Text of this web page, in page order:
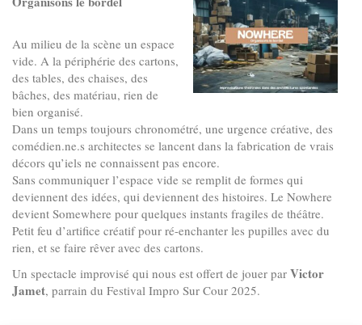
Au milieu de la scène un espace
vide. A la périphérie des cartons,
des tables, des chaises, des
bâches, des matériau, rien de
bien organisé.
Dans un temps toujours chronométré, une urgence créative, des
comédien.ne.s architectes se lancent dans la fabrication de vrais
décors qu’iels ne connaissent pas encore.
Sans communiquer l’espace vide se remplit de formes qui
deviennent des idées, qui deviennent des histoires. Le Nowhere
devient Somewhere pour quelques instants fragiles de théâtre.
Petit feu d’artifice créatif pour ré-enchanter les pupilles avec du
rien, et se faire rêver avec des cartons.
Un spectacle improvisé qui nous est offert de jouer par Victor
Jamet, parrain du Festival Impro Sur Cour 2025.